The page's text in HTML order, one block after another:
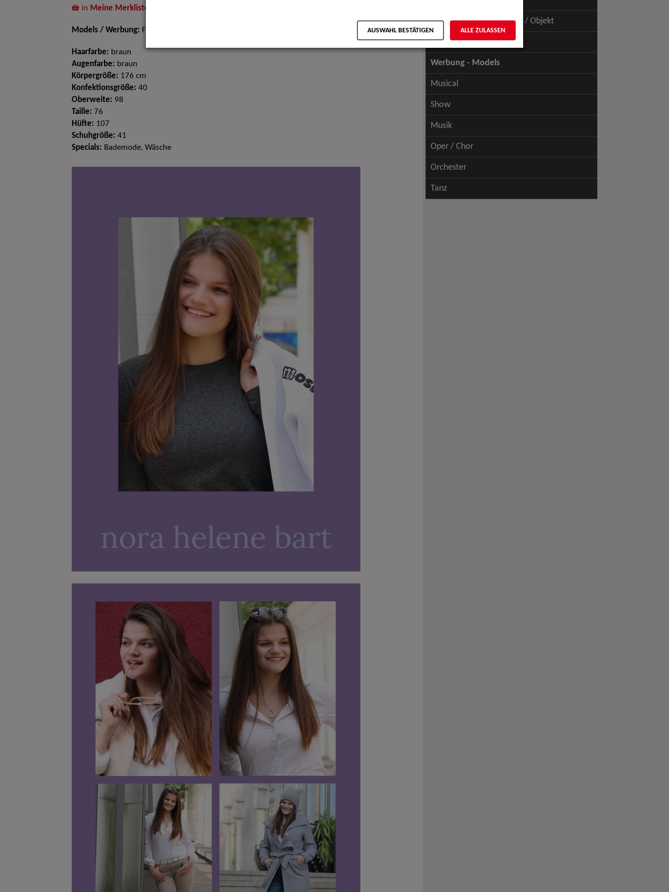
in Meine Merkliste
Models / Werbung: Fotomodell, Mannequin
Haarfarbe: braun
Augenfarbe: braun
Körpergröße: 176 cm
Konfektionsgröße: 40
Oberweite: 98
Taille: 76
Hüfte: 107
Schuhgröße: 41
Specials: Bademode, Wäsche
Schauspiel - Figur / Puppe / Objekt
Werbung - Talents
Werbung - Models
Musical
Show
Musik
Oper / Chor
Orchester
Tanz
AUSWAHL BESTÄTIGEN ALLE ZULASSEN